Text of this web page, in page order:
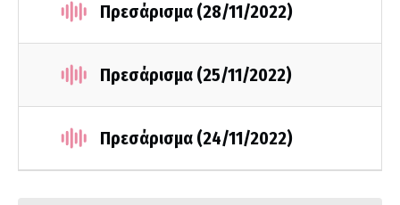
Πρεσάρισμα (28/11/2022)
Πρεσάρισμα (25/11/2022)
Πρεσάρισμα (24/11/2022)